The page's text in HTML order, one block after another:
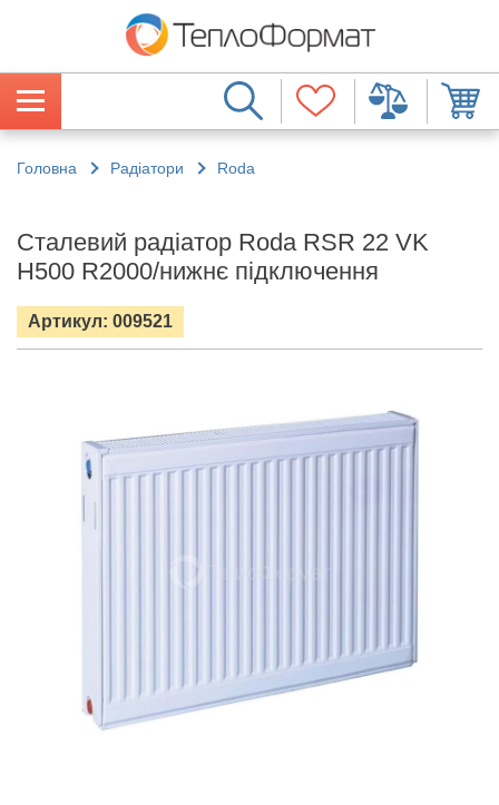
Головна Радіатори Roda
Сталевий радіатор Roda RSR 22 VK
H500 R2000/нижнє підключення
Артикул: 009521